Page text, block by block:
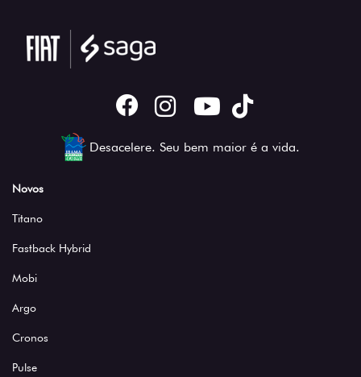
Desacelere. Seu bem maior é a vida.
Novos
Titano
Fastback Hybrid
Mobi
Argo
Cronos
Pulse